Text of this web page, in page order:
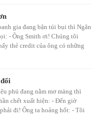
gia đang bận túi bụi thì Ngân
- Ông Smith ơi! Chúng tôi
thẻ credit của ông có những
phú đang nằm mơ màng thì
chết xuất hiện: - Đến giờ
đi! Ông ta hoảng hốt: - Tôi